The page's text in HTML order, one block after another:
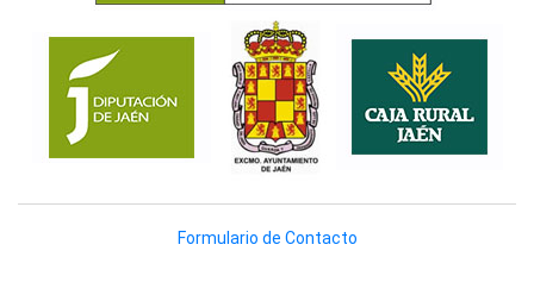
Formulario de Contacto